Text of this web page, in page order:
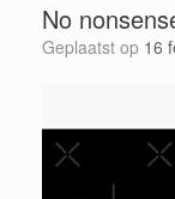
No
Geplaatst op 16